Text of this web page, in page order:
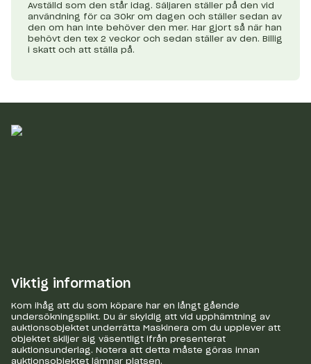
Avställd som den står idag. Säljaren ställer på den vid
användning för ca 30kr om dagen och ställer sedan av
den om han inte behöver den mer. Har gjort så när han
behövt den tex 2 veckor och sedan ställer av den. Billig
i skatt och att ställa på.
Viktig information
Kom ihåg att du som köpare har en långt gående
undersökningsplikt. Du är skyldig att vid upphämtning av
auktionsobjektet underrätta Maskinera om du upplever att
objektet skiljer sig väsentligt ifrån presenterat
auktionsunderlag. Notera att detta måste göras innan
auktionsobjektet lämnar platsen.